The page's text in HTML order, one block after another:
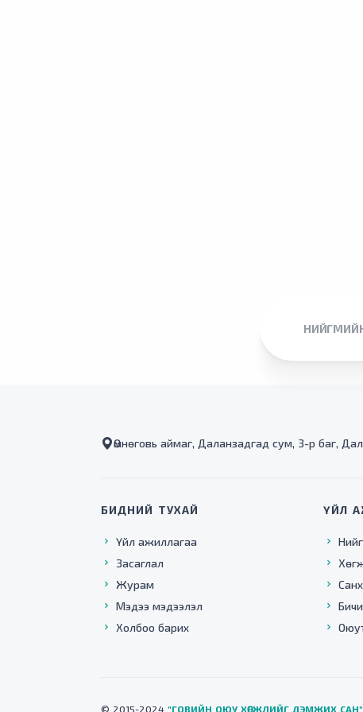
Өмнөговь аймаг, Даланзадгад сум, 3-р баг,
БИДНИЙ ТУХАЙ
Үйл ажиллагаа
Засаглал
Журам
Мэдээ мэдээлэл
Холбоо барих
ҮЙЛ
© 2015-2024 "ГОВИЙН ОЮУ ХӨГЖЛИЙГ ДЭМЖИХ САН"